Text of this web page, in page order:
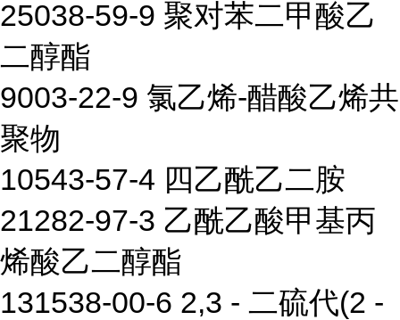
25038-59-9 聚对苯二甲酸乙
二醇酯
9003-22-9 氯乙烯-醋酸乙烯共
聚物
10543-57-4 四乙酰乙二胺
21282-97-3 乙酰乙酸甲基丙
烯酸乙二醇酯
131538-00-6 2,3 - 二硫代(2 -